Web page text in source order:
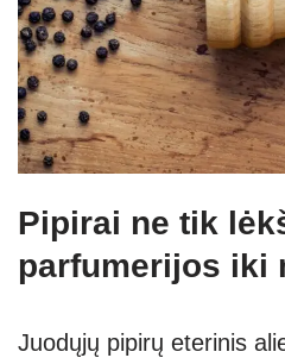
Pipirai ne tik
parfumerijos iki
Juodųjų pipirų eterinis